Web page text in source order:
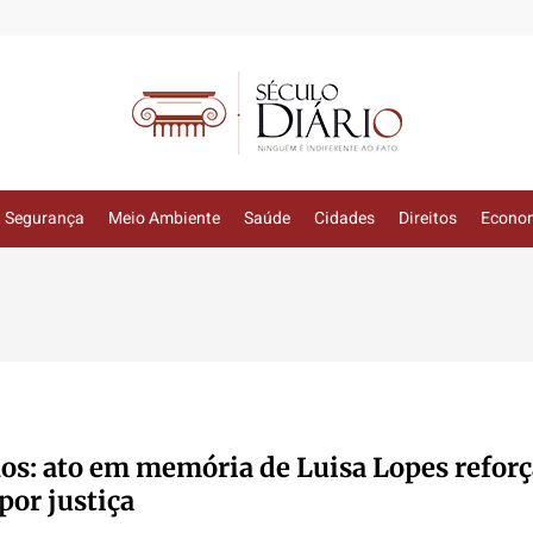
Segurança Meio Ambiente Saúde Cidades Direitos
ato em memória de Luisa Lopes
justiça